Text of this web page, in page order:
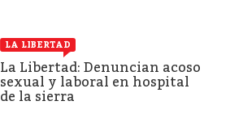
LA LIBERTAD
La Libertad: Denuncian acoso
sexual y laboral en hospital
de la sierra